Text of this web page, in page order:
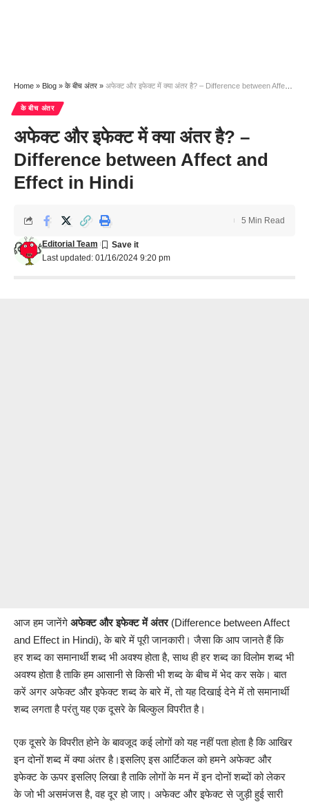
Home » Blog » के बीच अंतर » अफेक्ट और इफेक्ट में क्या अंतर है? – Difference between Affect and Effect in Hindi
के बीच अंतर
अफेक्ट और इफेक्ट में क्या अंतर है? –
Difference between Affect and
Effect in Hindi
Last updated: 01/16/2024 9:20 pm
Editorial Team
5 Min Read
आज हम जानेंगे अफेक्ट और इफेक्ट मेंअंतर(Difference between Affect
and Effect in Hindi), के बारे में पूरी जानकारी। जैसा कि आप जानते हैं कि
हर शब्द का समानार्थी शब्द भी अवश्य होता है, साथ ही हर शब्द का विलोम शब्द भी
अवश्य होता है ताकि हम आसानी से किसी भी शब्द के बीच में भेद कर सके। बात
करें अगर अफेक्ट और इफेक्ट शब्द के बारे में, तो यह दिखाई देने में तो समानार्थी
शब्द लगता है परंतु यह एक दूसरे के बिल्कुल विपरीत है।‌
एक दूसरे के विपरीत होने के बावजूद कई लोगों को यह नहीं पता होता है कि आखिर
इन दोनों शब्द में क्या अंतर है।‌इसलिए इस आर्टिकल को हमने अफेक्ट और
इफेक्ट के ऊपर इसलिए लिखा है ताकि लोगों के मन में इन दोनों शब्दों को लेकर
के जो भी असमंजस है, वह दूर हो जाए। अफेक्ट और इफेक्ट से जुड़ी हुई सारी